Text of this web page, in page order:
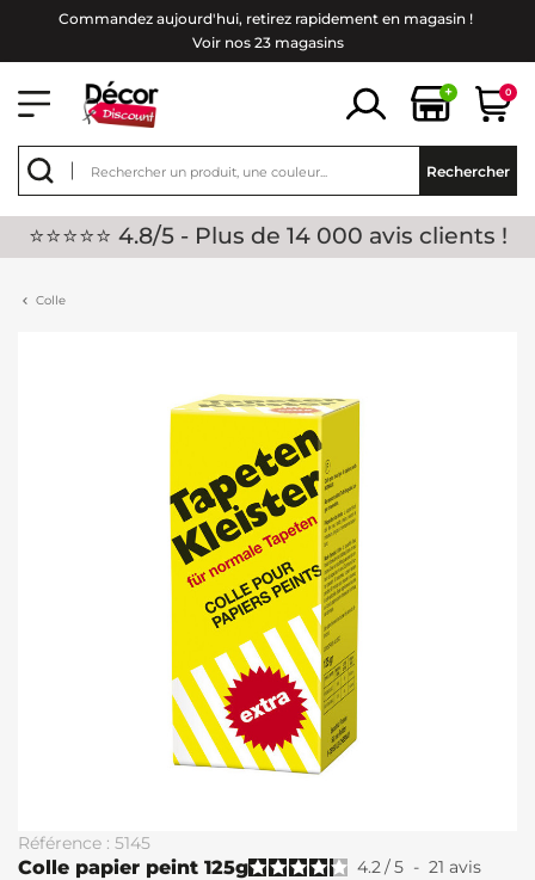
Commandez aujourd'hui, retirez rapidement en magasin !
Voir nos 23 magasins
+ 0
Rechercher
⭐⭐⭐⭐⭐ 4.8/5 - Plus de 14 000 avis clients !
Colle
Référence : 5145
Colle papier peint 125g 4.2/5 - 21 avis